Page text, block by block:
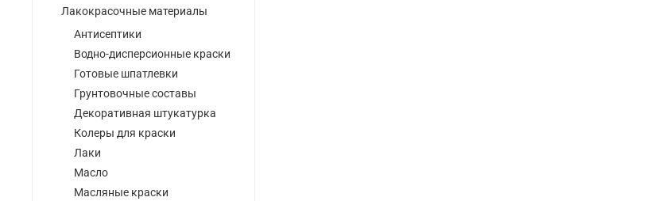
Лакокрасочные материалы
Антисептики
Водно-дисперсионные краски
Готовые шпатлевки
Грунтовочные составы
Декоративная штукатурка
Колеры для краски
Лаки
Масло
Масляные краски